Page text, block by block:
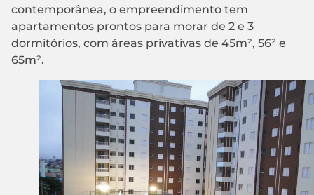
contemporânea, o empreendimento tem
apartamentos prontos para morar de 2 e 3
dormitórios, com áreas privativas de 45m², 56² e
65m².